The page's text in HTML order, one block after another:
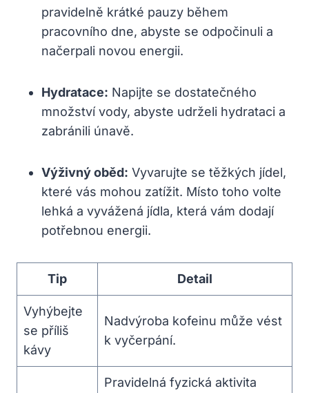
pravidelně krátké pauzy během
pracovního dne, abyste se odpočinuli a
načerpali novou energii.
Hydratace: Napijte se dostatečného
množství vody, abyste udrželi hydrataci a
zabránili únavě.
Výživný oběd: Vyvarujte se těžkých jídel,
které vás mohou zatížit. Místo toho volte
lehká a vyvážená jídla, která vám dodají
potřebnou energii.
Tip Detail
Vyhýbejte
se příliš
kávy
Nadvýroba kofeinu může vést
k vyčerpání.
Pravidelná fyzická aktivita